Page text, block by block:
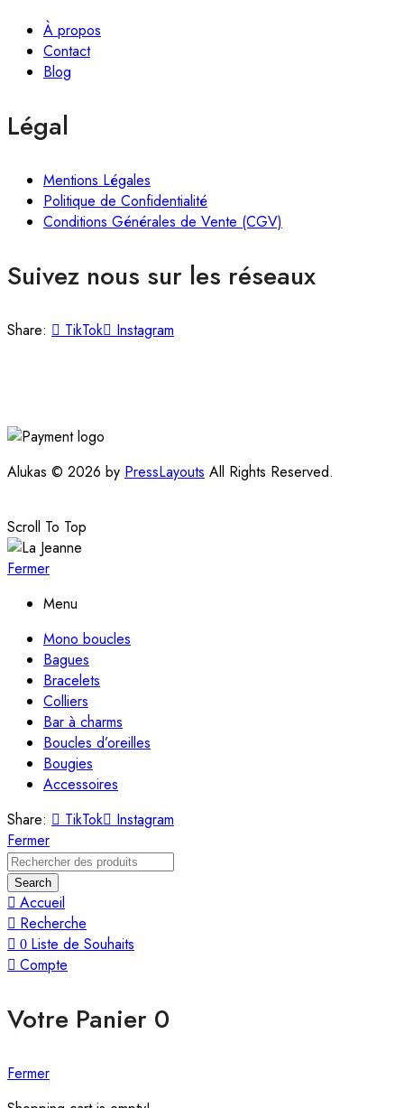
À propos
Contact
Blog
Légal
Mentions Légales
Politique de Confidentialité
Conditions Générales de Vente (CGV)
Suivez nous sur les réseaux
Share: TikTok Instagram
Alukas © 2026 by PressLayouts All Rights Reserved.
Scroll To Top
Fermer
Menu
Mono boucles
Bagues
Bracelets
Colliers
Bar à charms
Boucles d’oreilles
Bougies
Accessoires
Share:
TikTok
Instagram
Fermer
Search
Accueil
Recherche
0 Liste de Souhaits
Compte
Votre Panier 0
Fermer